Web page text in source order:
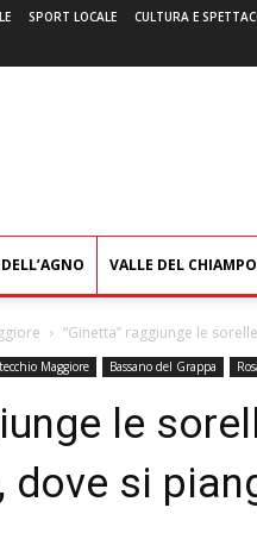
SPORT LOCALE CULTURA E
VALLE DEL CHIAMPO
“Ginetta” raggiunge le
Maggiore Bassano del Grappa
le
dove si